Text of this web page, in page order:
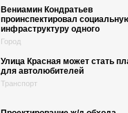
Вениамин Кондратьев
проинспектировал
инфраструктуру одного
Город
Улица Красная может стать
для автолюбителей
Транспорт